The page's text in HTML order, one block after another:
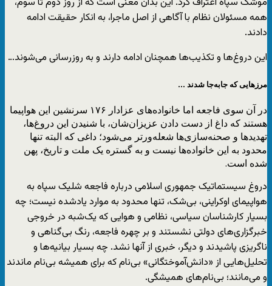
همه مسئولان نظام با آگاهی از اصل ماجرا، به انکار حقیقت ادامه
دادند.
این دروغ‌ها و تکذیب‌ها همچنان ادامه دارند و به روزرسانی می‌شوند…
مرزهایی که جابه‌جا شدند …
در آن سوی فاجعه اما خانواده‌های عزادار ۱۷۶ سرنشین این هواپیما
هستند که داغ از دست دادن عزیزان‌شان، با شنیدن این دروغ‌ها،
تهدیدها و صحنه‌سازی‌ها شعله‌ورتر می‌شود؛ داغی که البته تنها
محدود به این خانواده‌ها نیست و به گستره یک ملت و تاریخ، پهن
شده است.
دروغ سیستماتیک جمهوری اسلامی درباره فاجعه شلیک سپاه به
هواپیمای اوکراینی، بی‌شک، تنها محدود به موارد یادشده نیست؛ چه
بسیار کارشناسان سیاسی، نظامی و هوایی که یک‌شبه در خروجی
خبرگزاری‌های دولتی نشستند و بر چهره فاجعه، رنگ بی‌گناهی و
ناگریزی پاشیدند و دیگر، خبری از آنها نشد. چه بسیار بیانیه‌ها و
تحلیل‌هایی از «دانش‌آموختگانی» بی‌نام که برای همیشه بی‌نام ماندند
و می‌مانند؛ بی‌نام‌های همیشگی.